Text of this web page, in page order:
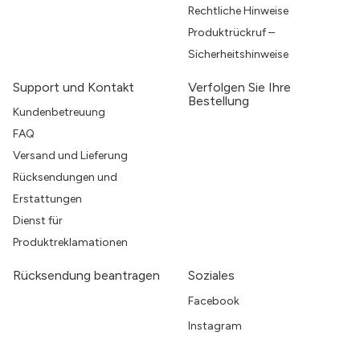
Rechtliche Hinweise
Produktrückruf –
Sicherheitshinweise
Support und Kontakt
Kundenbetreuung
FAQ
Versand und Lieferung
Rücksendungen und
Erstattungen
Dienst für
Produktreklamationen
Verfolgen Sie Ihre
Bestellung
Rücksendung beantragen Soziales
Facebook
Instagram